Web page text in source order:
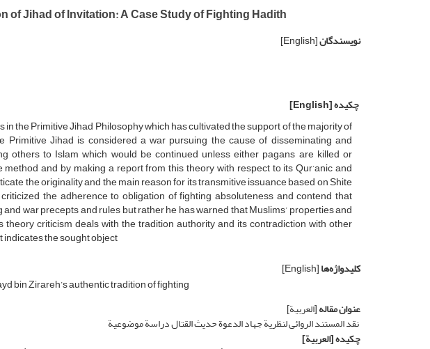
of Jihad of Invitation: A Case Study of Fighting Hadith
نویسندگان[English]
چکیده[English]
the Primitive Jihad Philosophy which has cultivated the support of the majority of
Primitive Jihad is considered a war pursuing the cause of disseminating and
others to Islam which would be continued unless either pagans are killed or
and by making a report from this theory with respect to its Qur’anic and
the originality and the main reason for its transmitive issuance based on Shite
the adherence to obligation of fighting absoluteness and contend that
war precepts and rules but rather he has warned that Muslims’ properties and
criticism deals with the tradition authority and its contradiction with other
the sought object
کلیدواژه‌ها[English]
bin Zirareh’s authentic tradition of fighting
عنوان مقاله[العربیة]
نقد المستند الروائی لنظریة جهاد الدعوة حدیث القتال دراسة موضوعیة
چکیده[العربیة]